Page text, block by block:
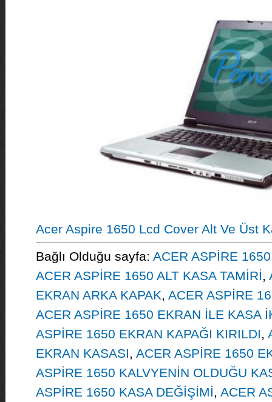
Acer Aspire 1650 Lcd Cover Alt Ve Üst
Bağlı Olduğu sayfa: ACER ASPİRE
ACER ASPİRE 1650 ALT KASA TAMİRİ,
EKRAN ARKA KAPAK, ACER ASPİRE
ACER ASPİRE 1650 EKRAN İLE KASA
ASPİRE 1650 EKRAN KAPAĞI KIRILDI,
EKRAN KASASI, ACER ASPİRE 1650
ASPİRE 1650 KALVYENİN OLDUĞU
ASPİRE 1650 KASA DEĞİŞİMİ, ACER